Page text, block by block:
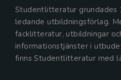
Studentlitteratur grundades
ledande utbildningsförlag.
facklitteratur, utbildningar
informationstjänster i
finns Studentlitteratur med